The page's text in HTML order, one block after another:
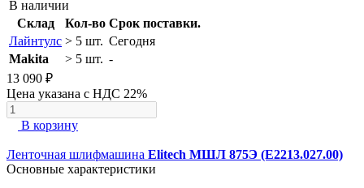
В наличии
Склад
Кол-во Срок поставки.
Лайнтулс > 5 шт. Сегодня
Makita
> 5 шт. -
13 090 ₽
Цена указана с НДС 22%
В корзину
Ленточная шлифмашина Elitech МШЛ 875Э (E2213.027.00)
Основные характеристики